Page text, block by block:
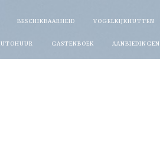
BESCHIKBAARHEID VOGELKIJKHUTTEN
GASTENBOEK AANBIEDINGEN